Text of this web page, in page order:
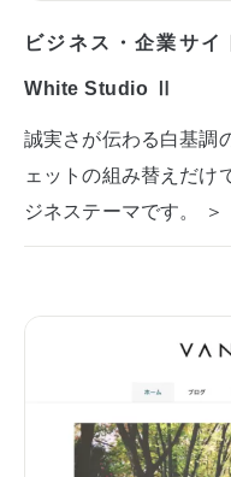
ビジネス・企業サイ
White Studio Ⅱ
誠実さが伝わる白基調
ェットの組み替えだけ
ジネステーマです。 ＞